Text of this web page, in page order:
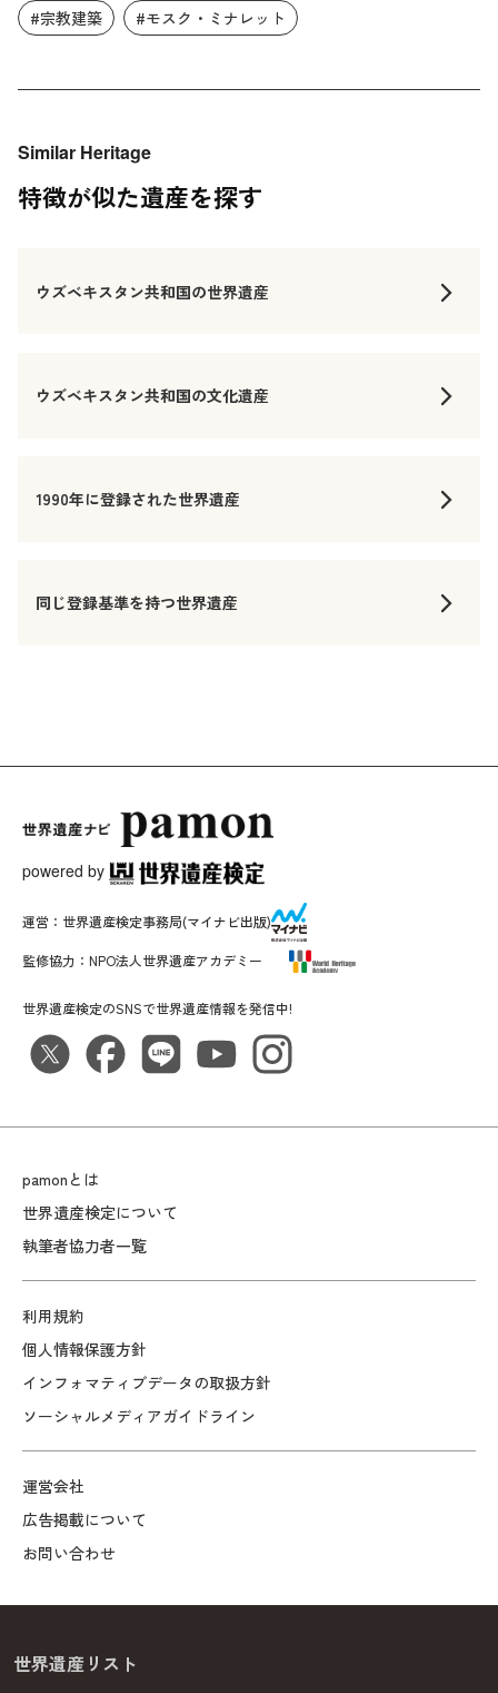
#宗教建築
#モスク・ミナレット
Similar Heritage
特徴が似た遺産を探す
ウズベキスタン共和国の世界遺産
ウズベキスタン共和国の文化遺産
1990年に登録された世界遺産
同じ登録基準を持つ世界遺産
powered by
pamonとは
世界遺産検定について
執筆者協力者一覧
利用規約
個人情報保護方針
インフォマティブデータの取扱方針
ソーシャルメディアガイドライン
運営会社
広告掲載について
お問い合わせ
世界遺産検定のSNSで世界遺産情報を発信中!
運営： 世界遺産検定事務局(マイナビ出版)
監修協力： NPO法人世界遺産アカデミー
世界遺産リスト